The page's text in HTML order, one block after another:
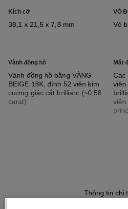
Kích cỡ
38,1 x 21,5 x 7,8 mm
VỎ
Vỏ
Vành đồng hồ
Vành đồng hồ bằng VÀNG
BEIGE 18K, đính 52 viên kim
cương giác cắt brilliant (~0,58
carat)
Mặt
Các
viên
viên
Thông tin chi